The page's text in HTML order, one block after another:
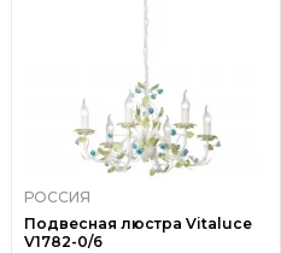
РОССИЯ
Подвесная люстра Vitaluce
V1782-0/6